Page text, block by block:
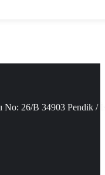
No: 26/B 34903 Pendik /